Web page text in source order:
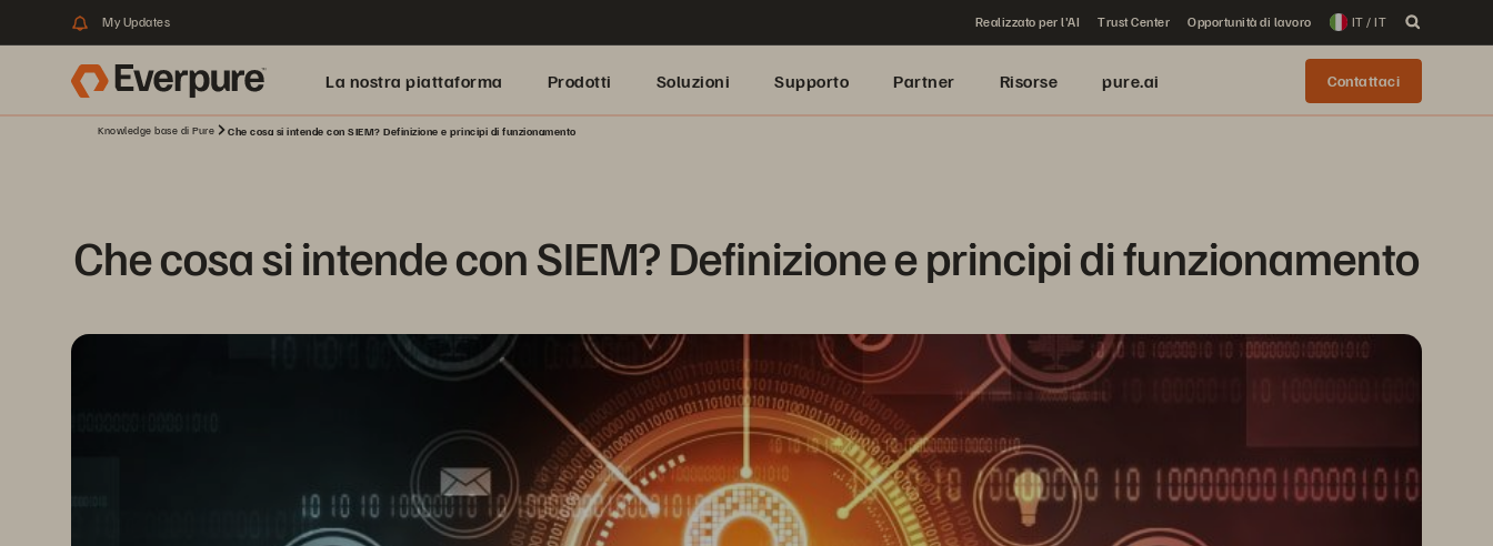
My Updates Realizzato per l'AI Trust Center Opportunità di lavoro IT / IT
La nostra piattaforma Prodotti Soluzioni Supporto Partner Risorse pure.ai Contattaci
Knowledge base di Pure Che cosa si intende con SIEM? Definizione e principi di funzionamento
Che cosa si intende con SIEM? Definizione e principi di funzionamento